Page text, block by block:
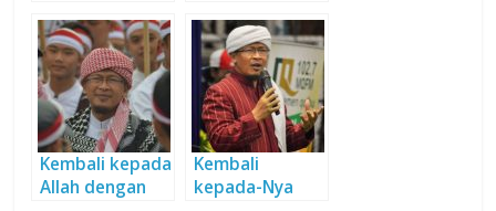
Kembali kepada
Allah dengan
Kembali
kepada-Nya